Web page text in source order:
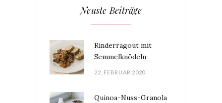
Neuste Beiträge
Rinderragout mit
Semmelknödeln
22. FEBRUAR 2020
Quinoa-Nuss-Granola